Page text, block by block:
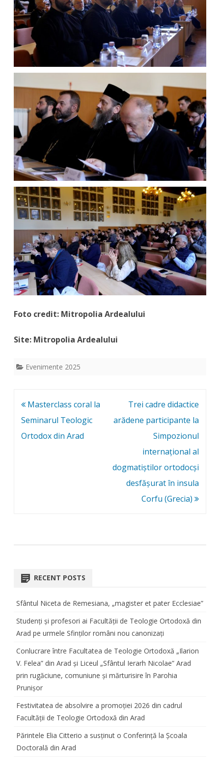
Foto credit: Mitropolia Ardealului
Site: Mitropolia Ardealului
Evenimente 2025
Post
navigation
Masterclass coral la
Seminarul Teologic
Ortodox din Arad
Trei cadre didactice
arădene participante la
Simpozionul
internațional al
dogmatiștilor ortodocși
desfășurat în insula
Corfu (Grecia)
RECENT POSTS
Sfântul Niceta de Remesiana, „magister et pater Ecclesiae”
Studenți și profesori ai Facultății de Teologie Ortodoxă din
Arad pe urmele Sfinților români nou canonizați
Conlucrare între Facultatea de Teologie Ortodoxă „Ilarion
V. Felea” din Arad și Liceul „Sfântul Ierarh Nicolae” Arad
prin rugăciune, comuniune și mărturisire în Parohia
Prunișor
Festivitatea de absolvire a promoției 2026 din cadrul
Facultății de Teologie Ortodoxă din Arad
Părintele Elia Citterio a susținut o Conferință la Școala
Doctorală din Arad